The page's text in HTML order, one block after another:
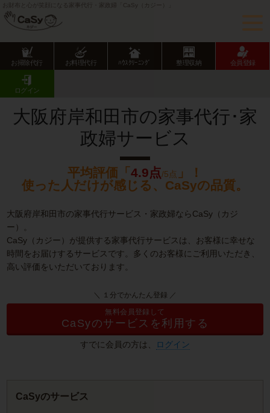
お財布と心が笑顔になる家事代行・家政婦「CaSy（カジー）」
お掃除代行 お料理代行 ﾊｳｽｸﾘｰﾆﾝｸﾞ 整理収納 会員登録
ログイン
CaSy TOP
岸和田市の家事代行･家政婦サービス
大阪府岸和田市の家事代行･家
政婦サービス
平均評価「 4.9点/5点
」！
使った人だけが感じる、CaSyの品質。
大阪府岸和田市の家事代行サービス・家政婦ならCaSy（カジ
ー）。
CaSy（カジー）が提供する家事代行サービスは、お客様に幸せな
時間をお届けするサービスです。多くのお客様にご利用いただき、
高い評価をいただいております。
＼ １分でかんたん登録 ／
無料会員登録して
CaSyのサービスを利用する
すでに会員の方は、 ログイン
CaSyのサービス